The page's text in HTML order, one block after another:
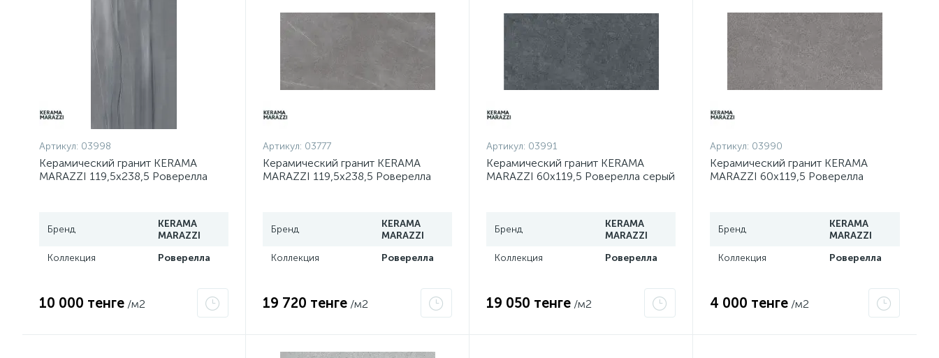
Артикул: 03998
Керамический гранит KERAMA
MARAZZI 119,5х238,5 Роверелла
Бренд
KERAMA
MARAZZI
Коллекция
Роверелла
10 000 тенге /м2
Артикул: 03777
Керамический гранит KERAMA
MARAZZI 119,5х238,5 Роверелла
Бренд
KERAMA
MARAZZI
Коллекция
Роверелла
19 720 тенге /м2
Артикул: 03991
Керамический гранит KERAMA
MARAZZI 60х119,5 Роверелла серый
Бренд
KERAMA
MARAZZI
Коллекция
Роверелла
19 050 тенге /м2
Артикул: 03990
Керамический гранит KERAMA
MARAZZI 60х119,5 Роверелла
Бренд
KERAMA
MARAZZI
Коллекция
Роверелла
4 000 тенге /м2